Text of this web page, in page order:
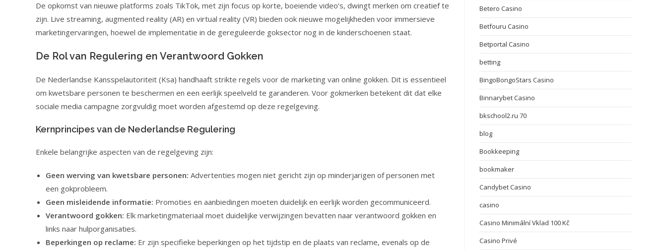
De opkomst van nieuwe platforms zoals TikTok, met zijn focus op korte, boeiende video’s, dwingt merken om creatief te
zijn. Live streaming, augmented reality (AR) en virtual reality (VR) bieden ook nieuwe mogelijkheden voor immersieve
marketingervaringen, hoewel de implementatie in de gereguleerde goksector nog in de kinderschoenen staat.
De Rol van Regulering en Verantwoord Gokken
De Nederlandse Kansspelautoriteit (Ksa) handhaaft strikte regels voor de marketing van online gokken. Dit is essentieel
om kwetsbare personen te beschermen en een eerlijk speelveld te garanderen. Voor gokmerken betekent dit dat elke
sociale media campagne zorgvuldig moet worden afgestemd op deze regelgeving.
Kernprincipes van de Nederlandse Regulering
Enkele belangrijke aspecten van de regelgeving zijn:
Geen werving van kwetsbare personen: Advertenties mogen niet gericht zijn op minderjarigen of personen met
een gokprobleem.
Geen misleidende informatie: Promoties en aanbiedingen moeten duidelijk en eerlijk worden gecommuniceerd.
Verantwoord gokken: Elk marketingmateriaal moet duidelijke verwijzingen bevatten naar verantwoord gokken en
links naar hulporganisaties.
Beperkingen op reclame: Er zijn specifieke beperkingen op het tijdstip en de plaats van reclame, evenals op de
Betero Casino
Betfouru Casino
Betportal Casino
betting
BingoBongoStars Casino
Binnarybet Casino
bkschool2.ru 70
blog
Bookkeeping
bookmaker
Candybet Casino
casino
Casino Minimální Vklad 100 Kč
Casino Privé